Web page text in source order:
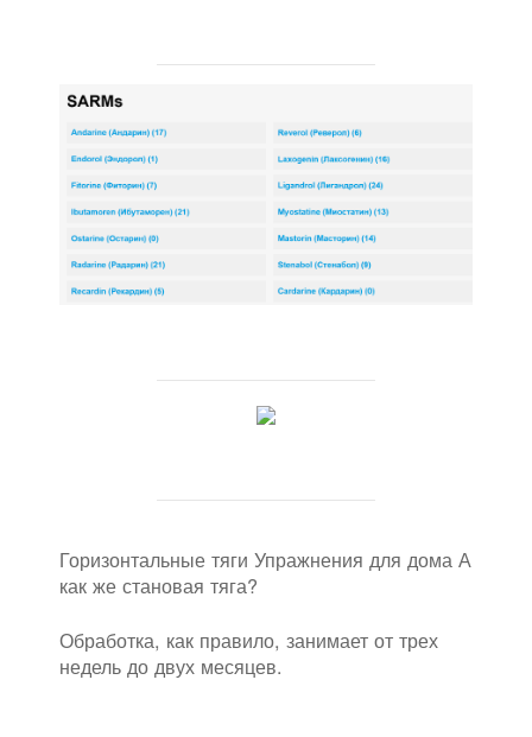
Горизонтальные тяги Упражнения для дома А
как же становая тяга?
Обработка, как правило, занимает от трех
недель до двух месяцев.